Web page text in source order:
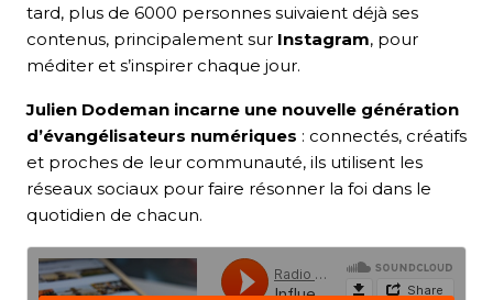
tard, plus de 6000 personnes suivaient déjà ses
contenus, principalement sur Instagram, pour
méditer et s’inspirer chaque jour.
Julien Dodeman incarne une nouvelle génération
d’évangélisateurs numériques : connectés, créatifs
et proches de leur communauté, ils utilisent les
réseaux sociaux pour faire résonner la foi dans le
quotidien de chacun.